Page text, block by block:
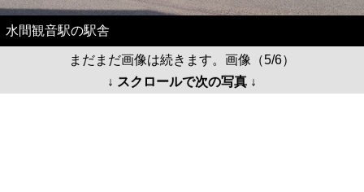
水間観音駅の駅舎
まだまだ画像は続きます。画像（5/6）
↓ スクロールで次の写真 ↓